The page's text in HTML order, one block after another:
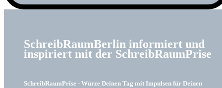
SchreibRaumBerlin informiert und
inspiriert mit der SchreibRaumPrise
SchreibRaumPrise - Würze Deinen Tag mit Impulsen für Deinen